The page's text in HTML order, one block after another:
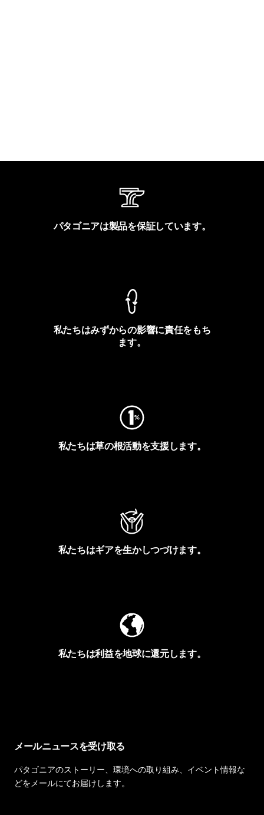
パタゴニアは製品を保証しています。
私たちはみずからの影響に責任をもち
ます。
私たちは草の根活動を支援します。
私たちはギアを生かしつづけます。
私たちは利益を地球に還元します。
メールニュースを受け取る
パタゴニアのストーリー、環境への取り組み、イベント情報な
どをメールにてお届けします。